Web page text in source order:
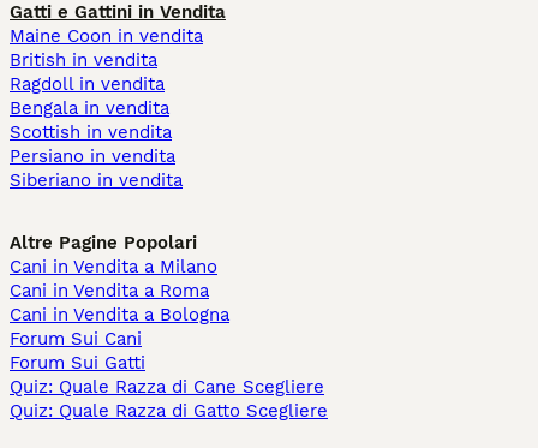
Gatti e Gattini in Vendita
Maine Coon in vendita
British in vendita
Ragdoll in vendita
Bengala in vendita
Scottish in vendita
Persiano in vendita
Siberiano in vendita
Altre Pagine Popolari
Cani in Vendita a Milano
Cani in Vendita a Roma
Cani in Vendita a Bologna
Forum Sui Cani
Forum Sui Gatti
Quiz: Quale Razza di Cane Scegliere
Quiz: Quale Razza di Gatto Scegliere